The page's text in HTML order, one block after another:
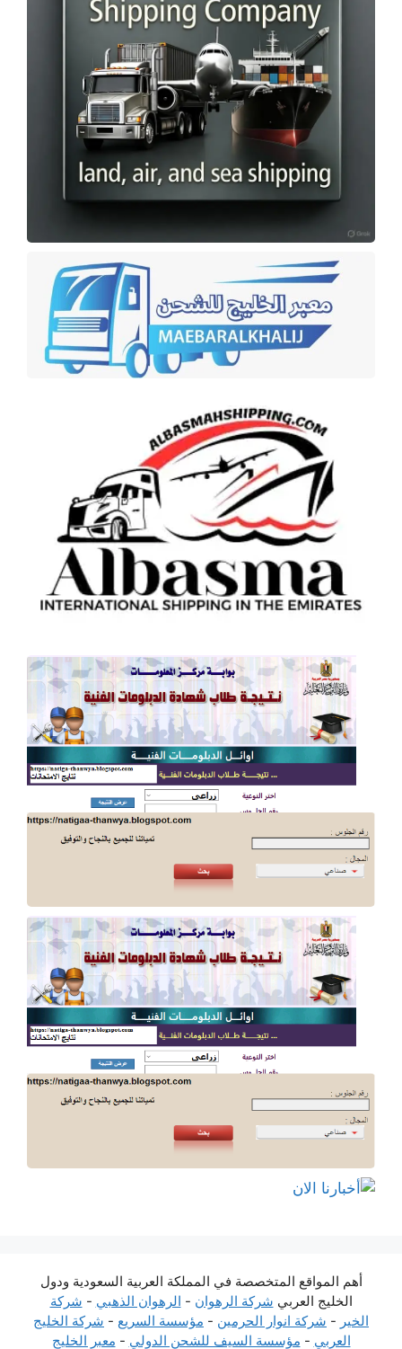
أهم المواقع المتخصصة في المملكة العربية السعودية ودول
الخليج العربي شركة الرهوان - الرهوان الذهبي - شركة
الخير - شركة انوار الحرمين - مؤسسة السريع - شركة الخليج
العربي - مؤسسة السيف للشحن الدولي - معبر الخليج